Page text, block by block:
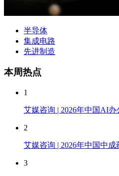
半导体
集成电路
先进制造
本周热点
1
艾媒咨询 | 2026年中国AI
2
艾媒咨询 | 2026年中国中成
3